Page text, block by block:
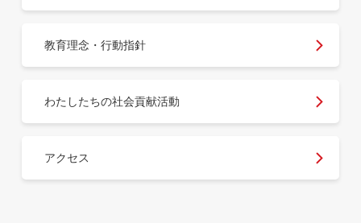
教育理念・行動指針
わたしたちの社会貢献活動
アクセス